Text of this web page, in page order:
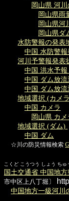
岡山県 河
岡山県雨
岡山県河
岡山県ダ
水防警報の発表
中国 水防警報
河川予警報発表
中国 洪水予
中国 ダム放
中国 ダム放
地域選択 (カメ
中国 カメラ
岡山県 カメ
地域選択 (ダム)
中国 ダム
☆川の防災情報検索
こくど こうつう しょう ちゅ
国土交通省 中国地方
市中区上八丁堀〕
中国地方一級河川